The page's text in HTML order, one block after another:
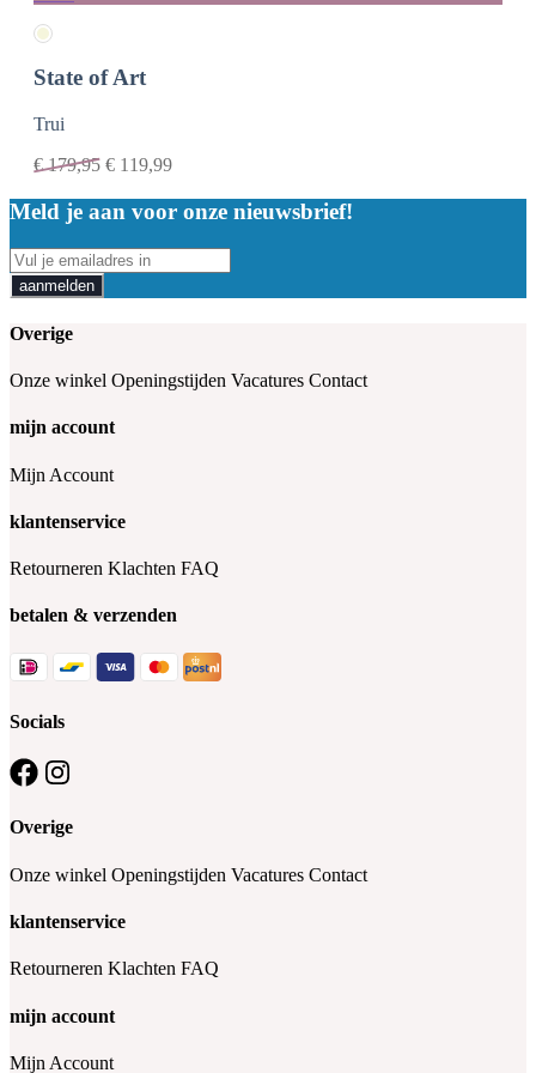
State of Art
Trui
€179,95 € 119,99
Meld je aan voor onze nieuwsbrief!
aanmelden
Overige
Onze winkel Openingstijden Vacatures Contact
mijn account
Mijn Account
klantenservice
Retourneren Klachten FAQ
betalen & verzenden
Socials
Overige
Onze winkel Openingstijden Vacatures Contact
klantenservice
Retourneren Klachten FAQ
mijn account
Mijn Account